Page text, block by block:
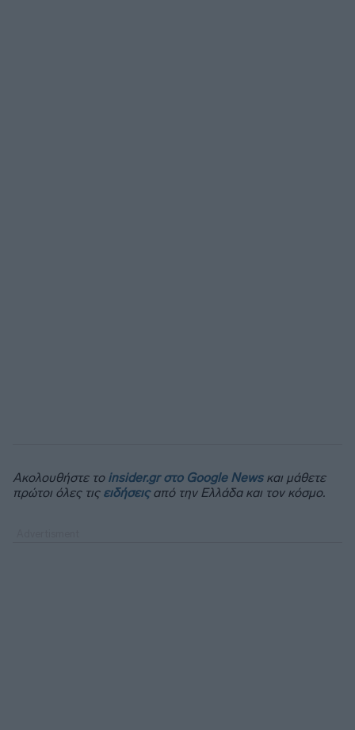
Ακολουθήστε το insider.gr στο Google Newsκαι μάθετε
πρώτοι όλες τις ειδήσειςαπό την Ελλάδα και τον κόσμο.